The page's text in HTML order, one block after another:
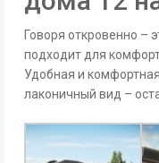
Говоря откровенно –
подходит для
Удобная и
лаконичный вид –